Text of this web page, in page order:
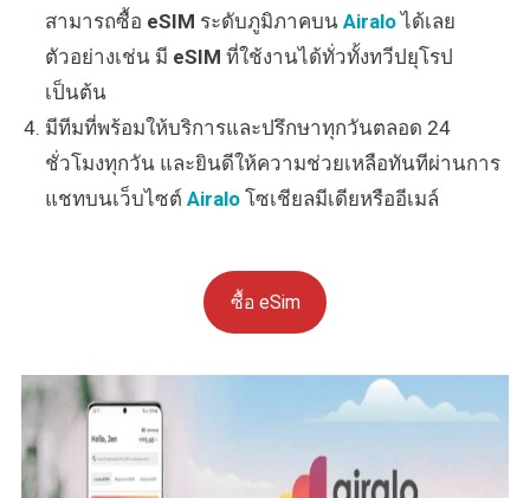
สามารถซื้อ eSIM ระดับภูมิภาคบน Airalo ได้เลย
ตัวอย่างเช่น มี eSIM ที่ใช้งานได้ทั่วทั้งทวีปยุโรป
เป็นต้น
มีทีมที่พร้อมให้บริการและปรึกษาทุกวันตลอด 24
ชั่วโมงทุกวัน และยินดีให้ความช่วยเหลือทันทีผ่านการ
แชทบนเว็บไซต์ Airalo โซเชียลมีเดียหรืออีเมล์
ซื้อ eSim